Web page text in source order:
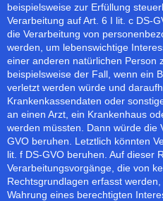
beispielsweise zur Erfüllung
Verarbeitung auf Art. 6 I lit. c DS-
die Verarbeitung von
werden, um lebenswichtige
einer anderen natürlichen Person
beispielsweise der Fall, wenn ein
verletzt werden würde und
Krankenkassendaten oder
an einen Arzt, ein Krankenhaus
werden müssten. Dann würde die
GVO beruhen. Letztlich könnten
lit. f DS-GVO beruhen. Auf dieser
Verarbeitungsvorgänge, die von
Rechtsgrundlagen erfasst
Wahrung eines berechtigten